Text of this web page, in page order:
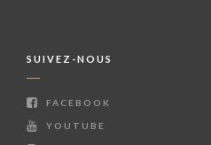
SUIVEZ-NOUS
FACEBOOK
YOUTUBE